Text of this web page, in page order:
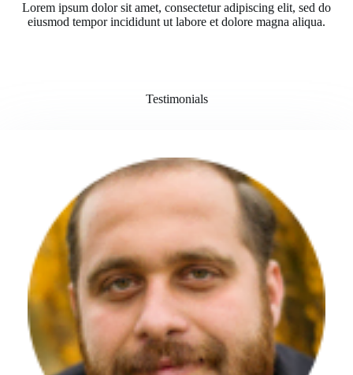
Lorem ipsum dolor sit amet, consectetur adipiscing elit, sed do
eiusmod tempor incididunt ut labore et dolore magna aliqua.
Testimonials